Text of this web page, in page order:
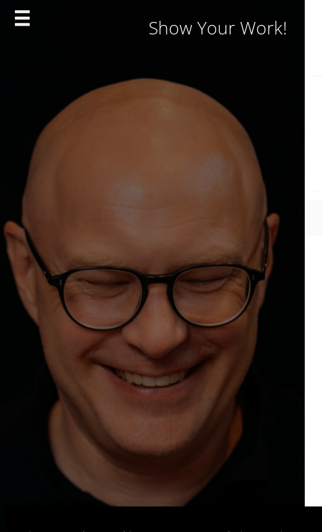
Skip
Show Your Work!
Machen. Zeigen. Lernen.